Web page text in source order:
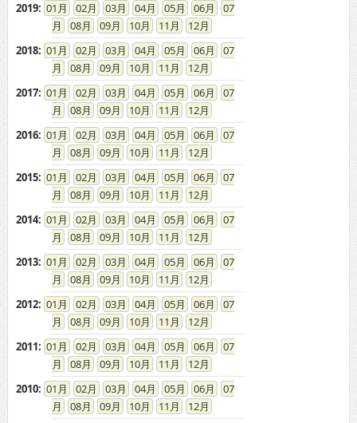
2019: 01 02 03 04 05 06
07
08
09 10 11
12
2018: 01 02 03 04 05 06
07
08
09 10 11
12
2017: 01 02 03 04 05 06
07
08
09 10 11
12
2016: 01 02 03 04 05 06
07
08
09 10 11
12
2015: 01 02 03 04 05 06
07
08
09 10 11
12
2014: 01 02 03 04 05 06
07
08
09 10 11
12
2013: 01 02 03 04 05 06
07
08
09 10 11
12
2012: 01 02 03 04 05 06
07
08
09 10 11
12
2011: 01 02 03 04 05 06
07
08
09 10 11
12
2010: 01 02 03 04 05 06
07
08
09 10 11
12